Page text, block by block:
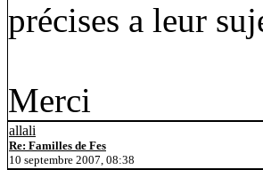
précises a leur
Merci
allali
Re: Familles de Fes
10 septembre 2007, 08:38